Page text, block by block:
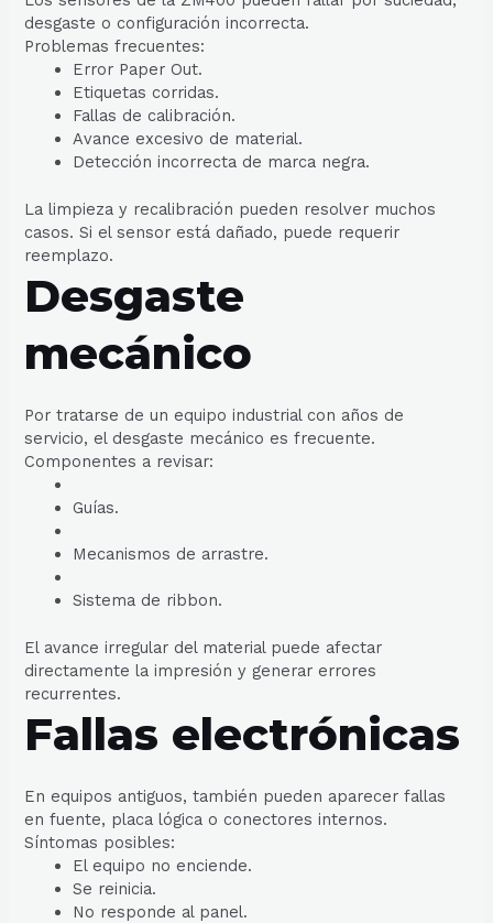
desgaste o configuración incorrecta.
Problemas frecuentes:
Error Paper Out.
Etiquetas corridas.
Fallas de calibración.
Avance excesivo de material.
Detección incorrecta de marca negra.
La limpieza y recalibración pueden resolver muchos
casos. Si el sensor está dañado, puede requerir
reemplazo.
Desgaste
mecánico
Por tratarse de un equipo industrial con años de
servicio, el desgaste mecánico es frecuente.
Componentes a revisar:
Guías.
Mecanismos de arrastre.
Sistema de ribbon.
El avance irregular del material puede afectar
directamente la impresión y generar errores
recurrentes.
Fallas electrónicas
En equipos antiguos, también pueden aparecer fallas
en fuente, placa lógica o conectores internos.
Síntomas posibles:
El equipo no enciende.
Se reinicia.
No responde al panel.